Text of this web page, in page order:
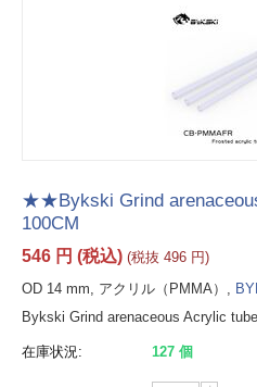
★★Bykski Grind
100CM
546 円 (税込) (税抜 496 円)
OD 14 mm, アクリル（PMMA）,
Bykski Grind arenaceous Acrylic
在庫状況: 127 個